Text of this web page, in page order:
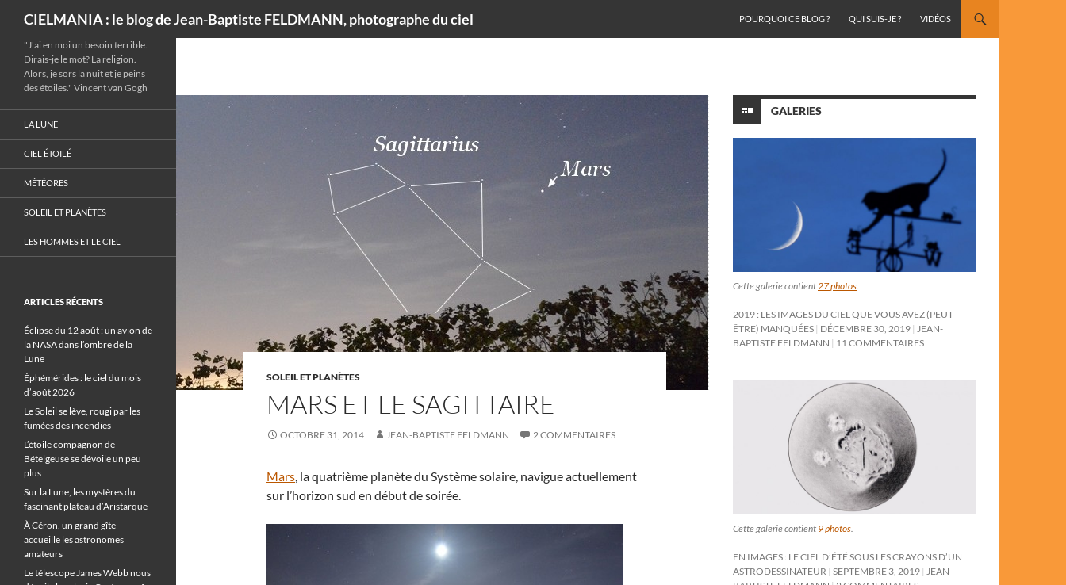
CIELMANIA : le blog de Jean-Baptiste FELDMANN, photographe du ciel
POURQUOI CE BLOG ?
QUI SUIS-JE ? VIDÉOS
SOLEIL ET PLANÈTES
MARS ET LE SAGITTAIRE
OCTOBRE 31, 2014 JEAN-BAPTISTE FELDMANN 2 COMMENTAIRES
Mars, la quatrième planète du Système solaire, navigue actuellement
sur l’horizon sud en début de soirée.
GALERIES
Cette galerie contient27 photos.
2019 : LES IMAGES DU CIEL QUE VOUS AVEZ (PEUT-
ÊTRE) MANQUÉES DÉCEMBRE 30, 2019 JEAN-
BAPTISTE FELDMANN
11 COMMENTAIRES
Cette galerie contient 9 photos
EN IMAGES : LE CIEL D’ÉTÉ SOUS LES CRAYONS D’UN
ASTRODESSINATEUR SEPTEMBRE 3, 2019
JEAN-
"J'ai en moi un besoin terrible.
Dirais-je le mot? La religion.
Alors, je sors la nuit et je peins
des étoiles." Vincent van Gogh
LA LUNE
CIEL ÉTOILÉ
MÉTÉORES
SOLEIL ET PLANÈTES
LES HOMMES ET LE CIEL
ARTICLES RÉCENTS
Éclipse du 12 août : un avion de
la NASA dans l’ombre de la
Lune
Éphémérides : le ciel du mois
d’août 2026
Le Soleil se lève, rougi par les
fumées des incendies
L’étoile compagnon de
Bételgeuse se dévoile un peu
plus
Sur la Lune, les mystères du
fascinant plateau d’Aristarque
À Céron, un grand gîte
accueille les astronomes
amateurs
Le télescope James Webb nous